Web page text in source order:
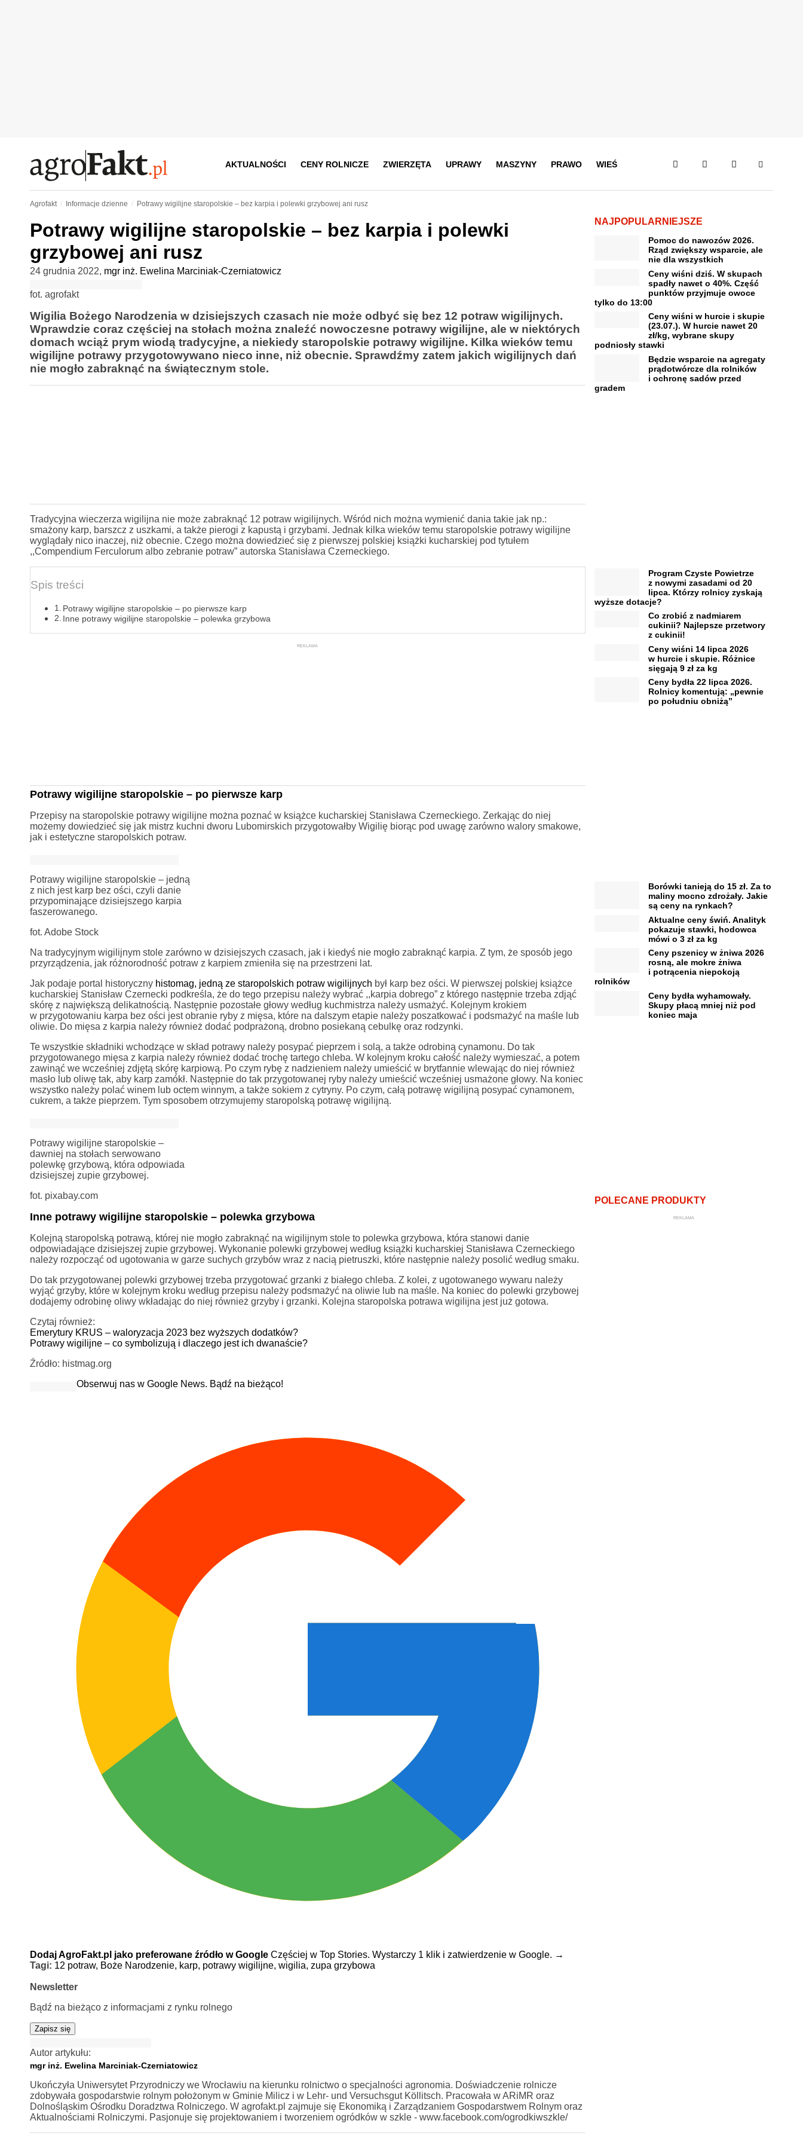
AKTUALNOŚCI CENY ROLNICZE ZWIERZĘTA UPRAWY MASZYNY PRAWO WIEŚ
Agrofakt Informacje dzienne Potrawy wigilijne staropolskie – bez karpia i polewki grzybowej ani rusz
Potrawy wigilijne staropolskie – bez karpia i polewki
grzybowej ani rusz
24 grudnia 2022, mgr inż. Ewelina Marciniak-Czerniatowicz
fot. agrofakt
Wigilia Bożego Narodzenia w dzisiejszych czasach nie może odbyć się bez 12 potraw wigilijnych.
Wprawdzie coraz częściej na stołach można znaleźć nowoczesne potrawy wigilijne, ale w niektórych
domach wciąż prym wiodą tradycyjne, a niekiedy staropolskie potrawy wigilijne. Kilka wieków temu
wigilijne potrawy przygotowywano nieco inne, niż obecnie. Sprawdźmy zatem jakich wigilijnych dań
nie mogło zabraknąć na świątecznym stole.
Tradycyjna wieczerza wigilijna nie może zabraknąć 12 potraw wigilijnych. Wśród nich można wymienić dania takie jak np.:
smażony karp, barszcz z uszkami, a także pierogi z kapustą i grzybami. Jednak kilka wieków temu staropolskie potrawy wigilijne
wyglądały nico inaczej, niż obecnie. Czego można dowiedzieć się z pierwszej polskiej książki kucharskiej pod tytułem
,,Compendium Ferculorum albo zebranie potraw” autorska Stanisława Czerneckiego.
Spis treści
Potrawy wigilijne staropolskie – po pierwsze karp
Inne potrawy wigilijne staropolskie – polewka grzybowa
REKLAMA
Potrawy wigilijne staropolskie – po pierwsze karp
Przepisy na staropolskie potrawy wigilijne można poznać w książce kucharskiej Stanisława Czerneckiego. Zerkając do niej
możemy dowiedzieć się jak mistrz kuchni dworu Lubomirskich przygotowałby Wigilię biorąc pod uwagę zarówno walory smakowe,
jak i estetyczne staropolskich potraw.
Potrawy wigilijne staropolskie – jedną
z nich jest karp bez ości, czyli danie
przypominające dzisiejszego karpia
faszerowanego.
fot. Adobe Stock
Na tradycyjnym wigilijnym stole zarówno w dzisiejszych czasach, jak i kiedyś nie mogło zabraknąć karpia. Z tym, że sposób jego
przyrządzenia, jak różnorodność potraw z karpiem zmieniła się na przestrzeni lat.
Jak podaje portal historyczny histomag, jedną ze staropolskich potraw wigilijnych był karp bez ości. W pierwszej polskiej książce
kucharskiej Stanisław Czernecki podkreśla, że do tego przepisu należy wybrać ,,karpia dobrego” z którego następnie trzeba zdjąć
skórę z największą delikatnością. Następnie pozostałe głowy według kuchmistrza należy usmażyć. Kolejnym krokiem
w przygotowaniu karpa bez ości jest obranie ryby z mięsa, które na dalszym etapie należy poszatkować i podsmażyć na maśle lub
oliwie. Do mięsa z karpia należy również dodać podprażoną, drobno posiekaną cebulkę oraz rodzynki.
Te wszystkie składniki wchodzące w skład potrawy należy posypać pieprzem i solą, a także odrobiną cynamonu. Do tak
przygotowanego mięsa z karpia należy również dodać trochę tartego chleba. W kolejnym kroku całość należy wymieszać, a potem
zawinąć we wcześniej zdjętą skórę karpiową. Po czym rybę z nadzieniem należy umieścić w brytfannie wlewając do niej również
masło lub oliwę tak, aby karp zamókł. Następnie do tak przygotowanej ryby należy umieścić wcześniej usmażone głowy. Na koniec
wszystko należy polać winem lub octem winnym, a także sokiem z cytryny. Po czym, całą potrawę wigilijną posypać cynamonem,
cukrem, a także pieprzem. Tym sposobem otrzymujemy staropolską potrawę wigilijną.
Potrawy wigilijne staropolskie –
dawniej na stołach serwowano
polewkę grzybową, która odpowiada
dzisiejszej zupie grzybowej.
fot. pixabay.com
Inne potrawy wigilijne staropolskie – polewka grzybowa
Kolejną staropolską potrawą, której nie mogło zabraknąć na wigilijnym stole to polewka grzybowa, która stanowi danie
odpowiadające dzisiejszej zupie grzybowej. Wykonanie polewki grzybowej według książki kucharskiej Stanisława Czerneckiego
należy rozpocząć od ugotowania w garze suchych grzybów wraz z nacią pietruszki, które następnie należy posolić według smaku.
Do tak przygotowanej polewki grzybowej trzeba przygotować grzanki z białego chleba. Z kolei, z ugotowanego wywaru należy
wyjąć grzyby, które w kolejnym kroku według przepisu należy podsmażyć na oliwie lub na maśle. Na koniec do polewki grzybowej
dodajemy odrobinę oliwy wkładając do niej również grzyby i grzanki. Kolejna staropolska potrawa wigilijna jest już gotowa.
Czytaj również:
Emerytury KRUS – waloryzacja 2023 bez wyższych dodatków?
Potrawy wigilijne – co symbolizują i dlaczego jest ich dwanaście?
Źródło: histmag.org
Obserwuj nas w Google News. Bądź na bieżąco!
Dodaj AgroFakt.pl jako preferowane źródło w Google Częściej w Top Stories. Wystarczy 1 klik i zatwierdzenie w Google. →
Tagi: 12 potraw, Boże Narodzenie, karp, potrawy wigilijne, wigilia, zupa grzybowa
Newsletter
Bądź na bieżąco z informacjami z rynku rolnego
Zapisz się
Autor artykułu:
mgr inż. Ewelina Marciniak-Czerniatowicz
Ukończyła Uniwersytet Przyrodniczy we Wrocławiu na kierunku rolnictwo o specjalności agronomia. Doświadczenie rolnicze
zdobywała gospodarstwie rolnym położonym w Gminie Milicz i w Lehr- und Versuchsgut Köllitsch. Pracowała w ARiMR oraz
Dolnośląskim Ośrodku Doradztwa Rolniczego. W agrofakt.pl zajmuje się Ekonomiką i Zarządzaniem Gospodarstwem Rolnym oraz
Aktualnościami Rolniczymi. Pasjonuje się projektowaniem i tworzeniem ogródków w szkle - www.facebook.com/ogrodkiwszkle/
NAJPOPULARNIEJSZE
Pomoc do nawozów 2026.
Rząd zwiększy wsparcie, ale
nie dla wszystkich
Ceny wiśni dziś. W skupach
spadły nawet o 40%. Część
punktów przyjmuje owoce
tylko do 13:00
Ceny wiśni w hurcie i skupie
(23.07.). W hurcie nawet 20
zł/kg, wybrane skupy
podniosły stawki
Będzie wsparcie na agregaty
prądotwórcze dla rolników
i ochronę sadów przed
gradem
Program Czyste Powietrze
z nowymi zasadami od 20
lipca. Którzy rolnicy zyskają
wyższe dotacje?
Co zrobić z nadmiarem
cukinii? Najlepsze przetwory
z cukinii!
Ceny wiśni 14 lipca 2026
w hurcie i skupie. Różnice
sięgają 9 zł za kg
Ceny bydła 22 lipca 2026.
Rolnicy komentują: „pewnie
po południu obniżą”
Borówki tanieją do 15 zł. Za to
maliny mocno zdrożały. Jakie
są ceny na rynkach?
Aktualne ceny świń. Analityk
pokazuje stawki, hodowca
mówi o 3 zł za kg
Ceny pszenicy w żniwa 2026
rosną, ale mokre żniwa
i potrącenia niepokoją
rolników
Ceny bydła wyhamowały.
Skupy płacą mniej niż pod
koniec maja
POLECANE PRODUKTY
REKLAMA